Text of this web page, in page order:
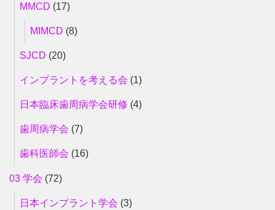
MMCD (17)
MIMCD (8)
SJCD (20)
インプラントを考える会 (1)
日本臨床歯周病学会研修 (4)
歯周病学会 (7)
歯科医師会 (16)
03 学会 (72)
日本インプラント学会 (3)